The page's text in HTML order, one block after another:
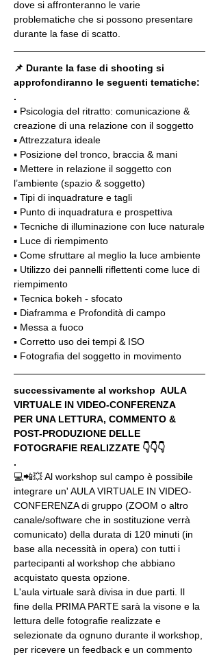
dove si affronteranno le varie
problematiche che si possono presentare
durante la fase di scatto.
📌 Durante la fase di shooting si
approfondiranno le seguenti tematiche:
.
▪️ Psicologia del ritratto: comunicazione &
creazione di una relazione con il soggetto
▪️ Attrezzatura ideale
▪️ Posizione del tronco, braccia & mani
▪️ Mettere in relazione il soggetto con
l’ambiente (spazio & soggetto)
▪️ Tipi di inquadrature e tagli
▪️ Punto di inquadratura e prospettiva
▪️ Tecniche di illuminazione con luce naturale
▪️ Luce di riempimento
▪️ Come sfruttare al meglio la luce ambiente
▪️ Utilizzo dei pannelli riflettenti come luce di
riempimento
▪️ Tecnica bokeh - sfocato
▪️ Diaframma e Profondità di campo
▪️ Messa a fuoco
▪️ Corretto uso dei tempi & ISO
▪️ Fotografia del soggetto in movimento
successivamente al workshop  AULA
VIRTUALE IN VIDEO-CONFERENZA
PER UNA LETTURA, COMMENTO &
POST-PRODUZIONE DELLE
FOTOGRAFIE REALIZZATE 👇👇👇
.
💻📲💥 Al workshop sul campo è possibile
integrare un' AULA VIRTUALE IN VIDEO-
CONFERENZA di gruppo (ZOOM o altro
canale/software che in sostituzione verrà
comunicato) della durata di 120 minuti (in
base alla necessità in opera) con tutti i
partecipanti al workshop che abbiano
acquistato questa opzione.
L'aula virtuale sarà divisa in due parti. Il
fine della PRIMA PARTE sarà la visone e la
lettura delle fotografie realizzate e
selezionate da ognuno durante il workshop,
per ricevere un feedback e un commento